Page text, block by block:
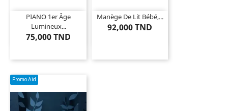
PIANO 1er Âge
Lumineux...
75,000 TND
Manège De Lit Bébé,...
92,000 TND
Promo Aid